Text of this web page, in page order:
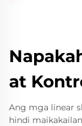
at
Ang mga linear
hindi